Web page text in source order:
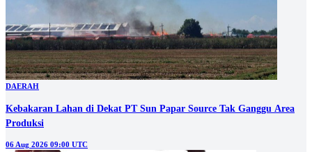
DAERAH
Kebakaran Lahan di Dekat PT Sun Papar Source Tak Ganggu Area
Produksi
06 Aug 2026 09:00 UTC